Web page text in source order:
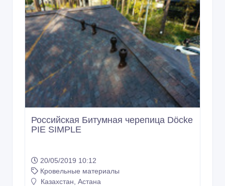
Российская Битумная черепица Döcke
PIE SIMPLE
20/05/2019 10:12
Кровельные материалы
Казахстан, Астана